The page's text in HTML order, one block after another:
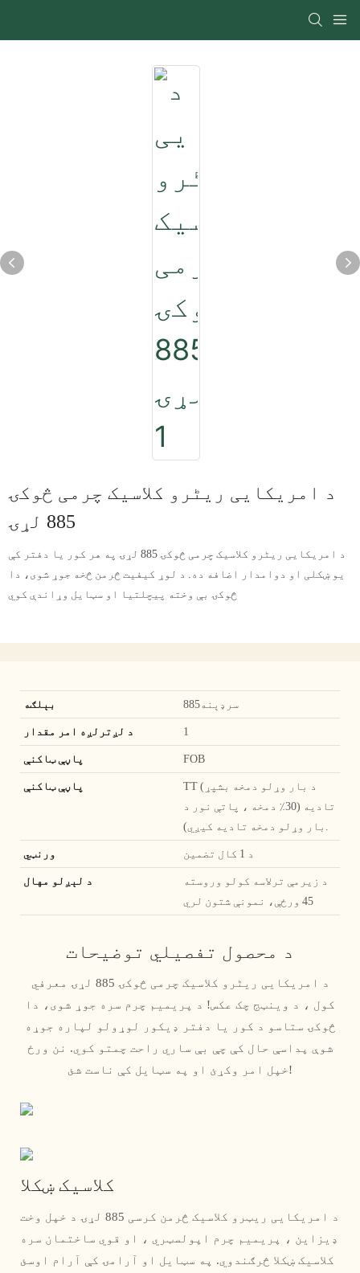
د امریکایی ریٹرو کلاسیک چرمی څوکۍ
885 لړۍ
د امریکایی ریٹرو کلاسیک چرمی څوکۍ 885 لړۍ په هر کور یا دفتر کې
یو ښکلی او دوامدار اضافه ده. د لوړ کیفیت څرمن څخه جوړ شوی، دا
څوکۍ بې وخته پیچلتیا او سټایل وړاندې کوي
سرډېنه885
1
FOB
TT (د بار وړلو دمخه بشپړ
تادیه (30٪ دمخه ، پاتې نور د
بار وړلو دمخه تادیه کیږي).
د 1 کال تضمین
د زیرمې ترلاسه کولو وروسته
45 ورځې، نمونې شتون لري
د محصول تفصيلي توضیحات
د امریکایی ریٹرو کلاسیک چرمی څوکۍ 885 لړۍ معرفي
کول ، د وینټج چک عکس! د پریمیم چرم سره جوړ شوی، دا
څوکۍ ستاسو د کور یا دفتر ډیکور لوړولو لپاره جوړه
شوې پداسې حال کې چې بې ساري راحت چمتو کوي. نن ورځ
خپل امر وکړئ او په سټایل کې ناست شئ!
کلاسیک ښکلا
د امریکایی ریټرو کلاسیک څرمن کرسی 885 لړۍ د خپل وخت
ډیزاین ، پریمیم چرم اپولسټري ، او قوي ساختمان سره
کلاسیک ښکلا څرګندوي. په سټایل او آرامۍ کې آرام اوسئ